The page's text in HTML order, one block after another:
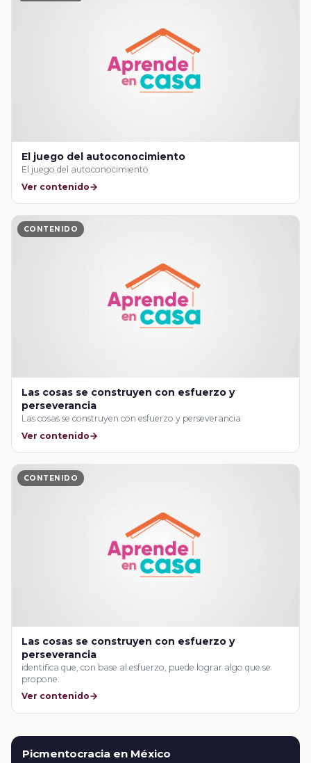
El juego del autoconocimiento
El juego del autoconocimiento
Ver contenido
CONTENIDO
Las cosas se construyen con esfuerzo y
perseverancia
Las cosas se construyen con esfuerzo y perseverancia
Ver contenido
CONTENIDO
Las cosas se construyen con esfuerzo y
perseverancia
identifica que, con base al esfuerzo, puede lograr algo que se
propone.
Ver contenido
Picmentocracia en México